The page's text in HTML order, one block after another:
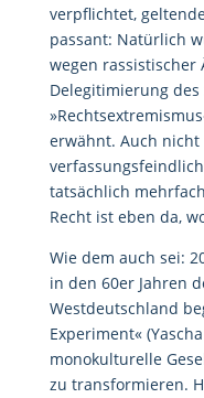
verpflichtet,
passant: Natürlich
wegen rassistischer
Delegitimierung
erwähnt. Auch
tatsächlich
Recht ist eben da,
Wie dem auch sei:
in den 60er Jahren
Westdeutschland
Experiment«
monokulturelle
zu transformieren.